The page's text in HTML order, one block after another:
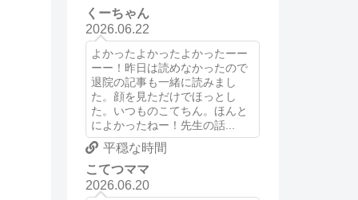
くーちゃん
2026.06.22
よかったよかったよかったーー
ーー！昨日は読めなかったので
退院の記事も一緒に読みまし
た。顔を見ただけでほっとし
た。いつものこてちん。ほんと
によかったねー！先生の話...
平穏な時間
こてつママ
2026.06.20